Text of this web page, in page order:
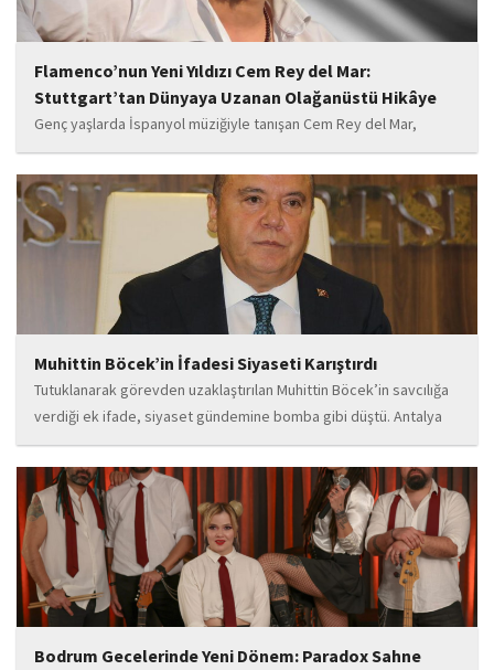
Flamenco’nun Yeni Yıldızı Cem Rey del Mar:
Stuttgart’tan Dünyaya Uzanan Olağanüstü Hikâye
Genç yaşlarda İspanyol müziğiyle tanışan Cem Rey del Mar,
flamenco kültürünün büyüleyici atmosferinden etkilenerek
kendisini bu alana yönlendirdi. Saatler süren disiplinli çalışmalar,
teknik gelişim ve müziğe olan tutkusu, onu kısa...
Muhittin Böcek’in İfadesi Siyaseti Karıştırdı
Tutuklanarak görevden uzaklaştırılan Muhittin Böcek’in savcılığa
verdiği ek ifade, siyaset gündemine bomba gibi düştü. Antalya
Cumhuriyet Savcılığı’na kendi isteğiyle başvurarak ifade verdiği
öğrenilen Böcek’in açıklamalarında, 31 Mart 2024 yerel
seçimleri...
Bodrum Gecelerinde Yeni Dönem: Paradox Sahne